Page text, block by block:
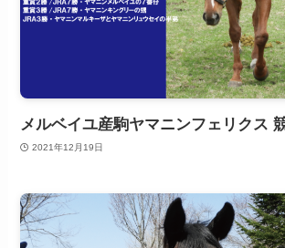
メルベイユ産駒ヤマニンフェリクス
2021年12月19日